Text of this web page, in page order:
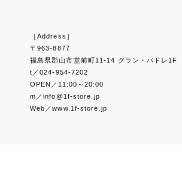
［Address］
〒963-8877
福島県郡山市堂前町11-14 グラン・パドレ1F
t／024-954-7202
OPEN／11:00～20:00
m／info@1f-store.jp
Web／www.1f-store.jp